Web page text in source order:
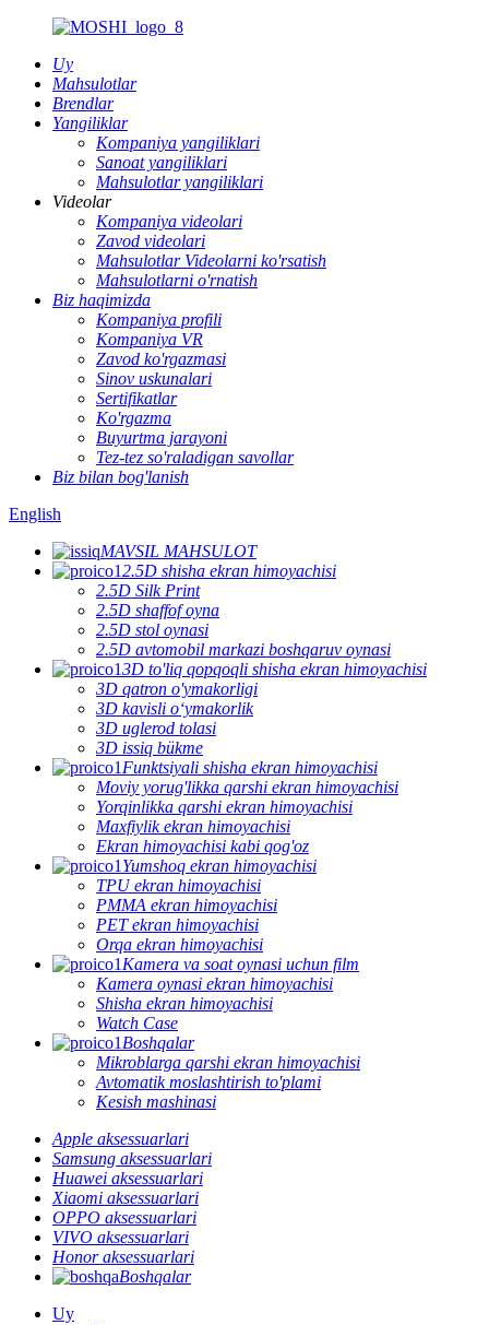
Uy
Mahsulotlar
Brendlar
Yangiliklar
Kompaniya yangiliklari
Sanoat yangiliklari
Mahsulotlar yangiliklari
Videolar
Kompaniya videolari
Zavod videolari
Mahsulotlar Videolarni ko'rsatish
Mahsulotlarni o'rnatish
Biz haqimizda
Kompaniya profili
Kompaniya VR
Zavod ko'rgazmasi
Sinov uskunalari
Sertifikatlar
Ko'rgazma
Buyurtma jarayoni
Tez-tez so'raladigan savollar
Biz bilan bog'lanish
English
MAVSIL MAHSULOT
2.5D shisha ekran himoyachisi
2.5D Silk Print
2.5D shaffof oyna
2.5D stol oynasi
2.5D avtomobil markazi boshqaruv oynasi
3D to'liq qopqoqli shisha ekran himoyachisi
3D qatron o'ymakorligi
3D kavisli oʻymakorlik
3D uglerod tolasi
3D issiq bükme
Funktsiyali shisha ekran himoyachisi
Moviy yorug'likka qarshi ekran himoyachisi
Yorqinlikka qarshi ekran himoyachisi
Maxfiylik ekran himoyachisi
Ekran himoyachisi kabi qog'oz
Yumshoq ekran himoyachisi
TPU ekran himoyachisi
PMMA ekran himoyachisi
PET ekran himoyachisi
Orqa ekran himoyachisi
Kamera va soat oynasi uchun film
Kamera oynasi ekran himoyachisi
Shisha ekran himoyachisi
Watch Case
Boshqalar
Mikroblarga qarshi ekran himoyachisi
Avtomatik moslashtirish to'plami
Kesish mashinasi
Apple aksessuarlari
Samsung aksessuarlari
Huawei aksessuarlari
Xiaomi aksessuarlari
OPPO aksessuarlari
VIVO aksessuarlari
Honor aksessuarlari
Boshqalar
Uy